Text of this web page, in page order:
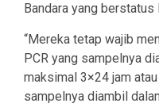
Bandara yang
“Mereka tetap wajib
PCR yang sampelnya
maksimal 3×24 jam
sampelnya diambil